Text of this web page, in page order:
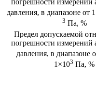
погрешности измерений
давления, в диапазоне от
3 Па, %
Предел допускаемой
погрешности измерений
давления, в диапазоне
1×103 Па, %